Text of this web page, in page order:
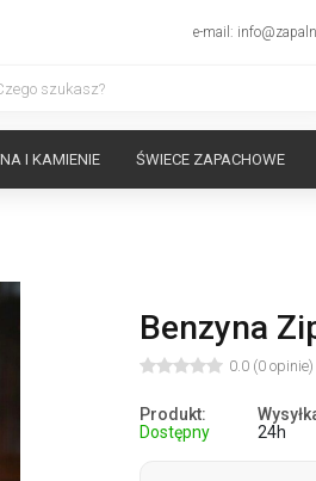
e-mail:
I KAMIENIE ŚWIECE ZAPACHOWE
Benzyna
0.0 (0 opinie)
Produkt:
Dostępny
24h